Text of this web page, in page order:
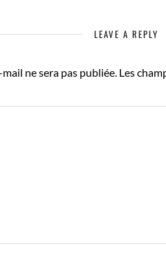
LEAVE A REPLY
ne sera pas publiée.Les